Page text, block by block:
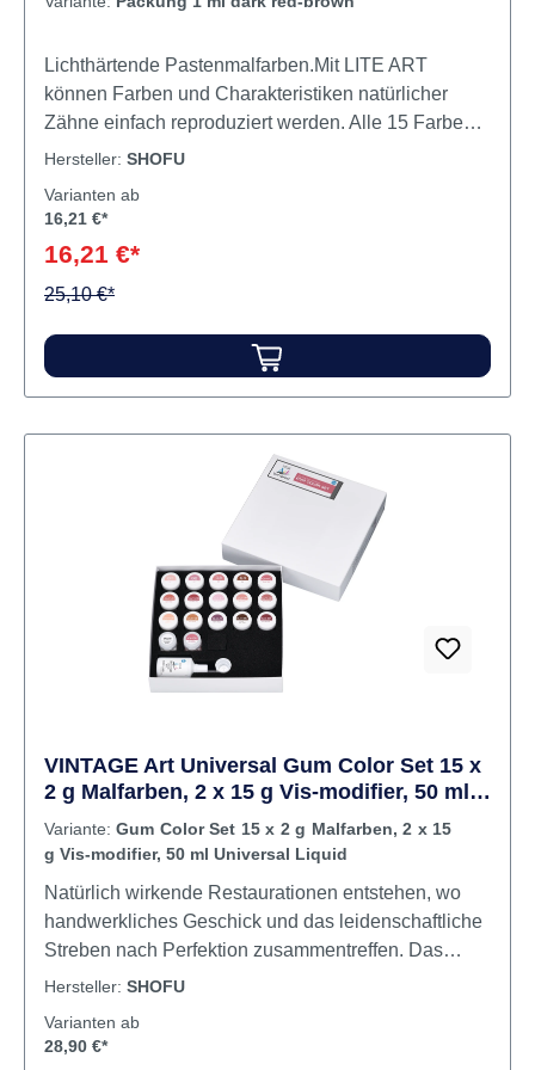
Lichthärtende Pastenmalfarben.Mit LITE ART
können Farben und Charakteristiken natürlicher
Zähne einfach reproduziert werden. Alle 15 Farben
sind fluoreszierend und können einzeln oder
beeindrucken durch ausgezeichnetes
Hersteller: SHOFU
Varianten ab
16,21 €*
16,21 €*
25,10 €*
VINTAGE Art Universal Gum Color Set 15 x
2 g Malfarben, 2 x 15 g Vis-modifier, 50 ml
Universal Liquid
Variante: Gum Color Set 15 x 2 g Malfarben, 2 x 15
g Vis-modifier, 50 ml Universal Liquid
Natürlich wirkende Restaurationen entstehen, wo
handwerkliches Geschick und das leidenschaftliche
Streben nach Perfektion zusammentreffen. Das
intelligente VINTAGE Art Universal Malfarben- und
unterstützt diesen hohen Anspruch mit vitalen
Hersteller: SHOFU
Varianten ab
28,90 €*